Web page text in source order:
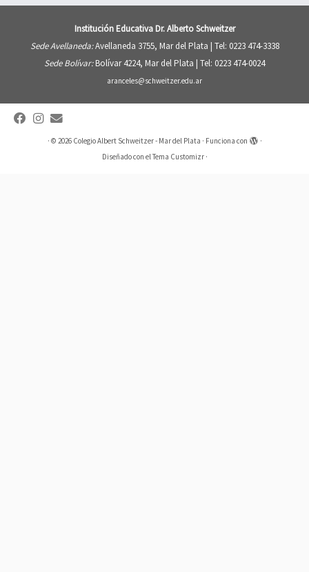
Institución Educativa Dr. Alberto Schweitzer
Sede Avellaneda:Avellaneda 3755, Mar del Plata | Tel: 0223 474-3338
Sede Bolívar:Bolívar 4224, Mar del Plata | Tel: 0223 474-0024
aranceles@schweitzer.edu.ar
· © 2026 Colegio Albert Schweitzer - Mar del Plata · Funciona con
·
Diseñado con elTema Customizr·